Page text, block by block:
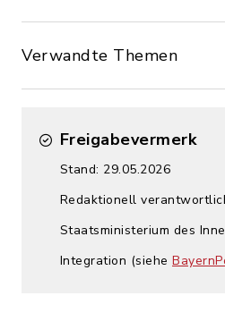
Verwandte Themen
Freigabevermerk
Stand: 29.05.2026
Redaktionell
Staatsministerium des
Integration (siehe